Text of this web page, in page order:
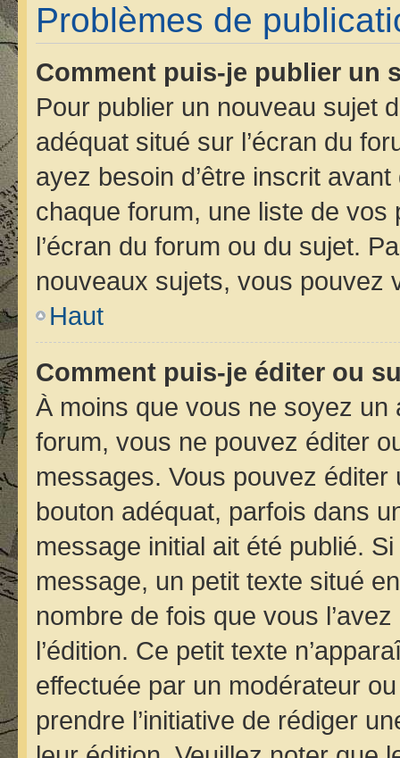
Problèmes de
Comment puis-je publier un
Pour publier un nouveau sujet
adéquat situé sur l’écran du
ayez besoin d’être inscrit
chaque forum, une liste de
l’écran du forum ou du sujet.
nouveaux sujets, vous pouvez
Haut
Comment puis-je éditer ou
À moins que vous ne soyez
forum, vous ne pouvez éditer
messages. Vous pouvez
bouton adéquat, parfois dans
message initial ait été publié.
message, un petit texte situé
nombre de fois que vous
l’édition. Ce petit texte
effectuée par un modérateur
prendre l’initiative de rédiger